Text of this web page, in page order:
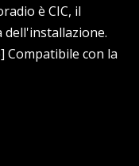
è CIC, il
dell'installazione.
Compatibile con la